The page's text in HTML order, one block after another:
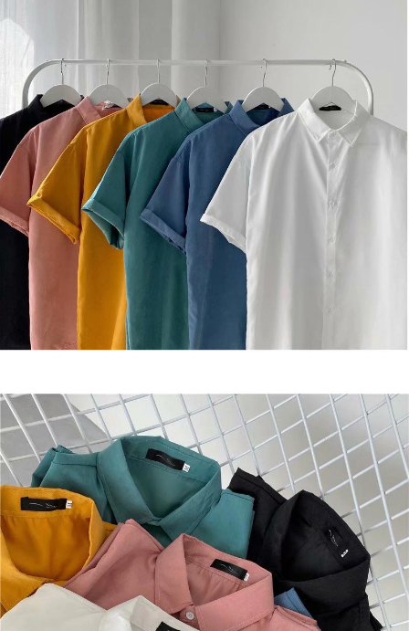
1. Perkhidmatan ini disediakan oleh "Taiwan Mobile Co., Ltd." untuk
membolehkan pengguna membeli produk atau perkhidmatan melalui
perkhidmatan ini semasa transaksi, dan kedai akan menyerahkan hak
tuntutan harga jual/beli ansuran kepada syarikat ini untuk membayar bil
menggunakan bil syarikat ini.
2. Berdasarkan tujuan kontrak persetujuan pembayaran menggunakan
"Pembayaran Ansuran Gogo", kedai akan memberikan maklumat peribadi
anda (termasuk nama, telefon atau alamat) kepada Taiwan Mobile untuk
pengumpulan, pemprosesan dan penggunaan, untuk pengesahan,
semakan dan pembetulan data yang diperlukan untuk bil ansuran oleh
Taiwan Mobile.
3. Sila baca syarat perkhidmatan pengguna secara lengkap melalui
pautan berikut: https://oppay.tw/userRule